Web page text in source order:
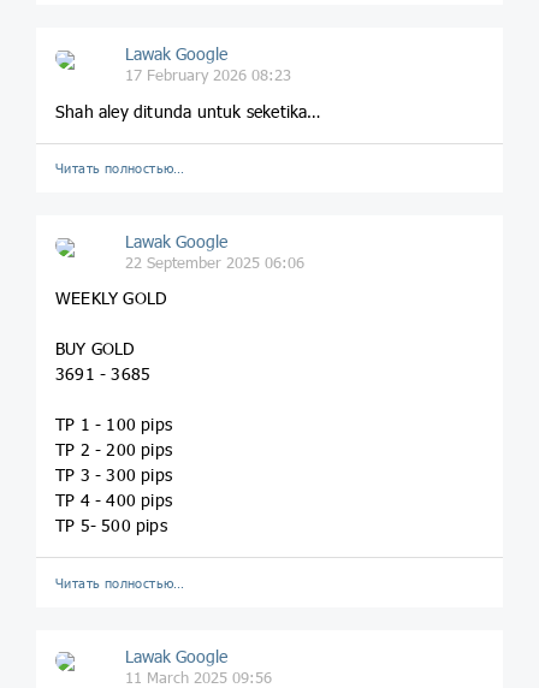
Lawak Google
17 February 2026 08:23
Shah aley ditunda untuk seketika…
Читать полностью…
Lawak Google
22 September 2025 06:06
WEEKLY GOLD
BUY GOLD
3691 - 3685
TP 1 - 100 pips
TP 2 - 200 pips
TP 3 - 300 pips
TP 4 - 400 pips
TP 5- 500 pips
Читать полностью…
Lawak Google
11 March 2025 09:56